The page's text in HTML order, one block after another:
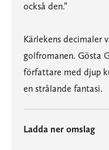
också den.”
Kärlekens decimaler
golfromanen. Gösta
författare med djup
en strålande fantasi.
Ladda ner omslag